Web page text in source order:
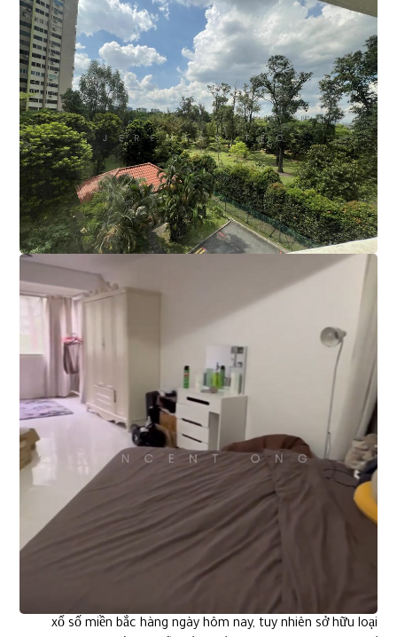
xổ số miền bắc hàng ngày hôm nay, tuy nhiên sở hữu loại